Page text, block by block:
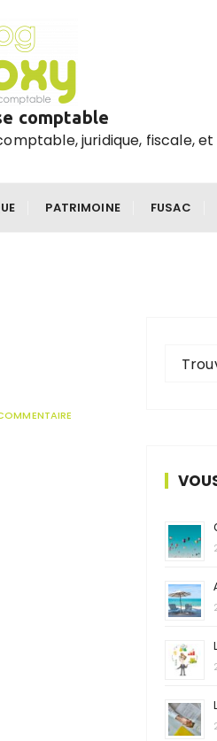
comptable
juridique, fiscale,
PATRIMOINE FUSAC